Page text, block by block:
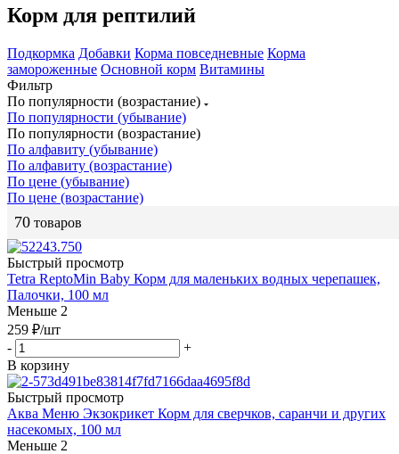
Корм для рептилий
Подкормка Добавки Корма повседневные Корма
замороженные Основной корм Витамины
Фильтр
По популярности (возрастание)
По популярности (убывание)
По популярности (возрастание)
По алфавиту (убывание)
По алфавиту (возрастание)
По цене (убывание)
По цене (возрастание)
70 товаров
Быстрый просмотр
Tetra ReptoMin Baby Корм для маленьких водных черепашек,
Палочки, 100 мл
Меньше 2
259 ₽/шт
-
+
В корзину
Быстрый просмотр
Аква Меню Экзокрикет Корм для сверчков, саранчи и других
насекомых, 100 мл
Меньше 2